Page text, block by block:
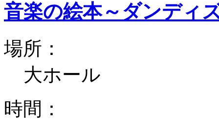
音楽の絵本～ダンディ
場所：
大ホール
時間：